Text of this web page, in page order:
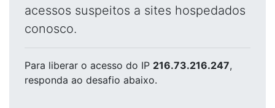
acessos suspeitos a sites hospedados
conosco.
Para liberar o acesso do IP 216.73.216.247,
responda ao desafio abaixo.